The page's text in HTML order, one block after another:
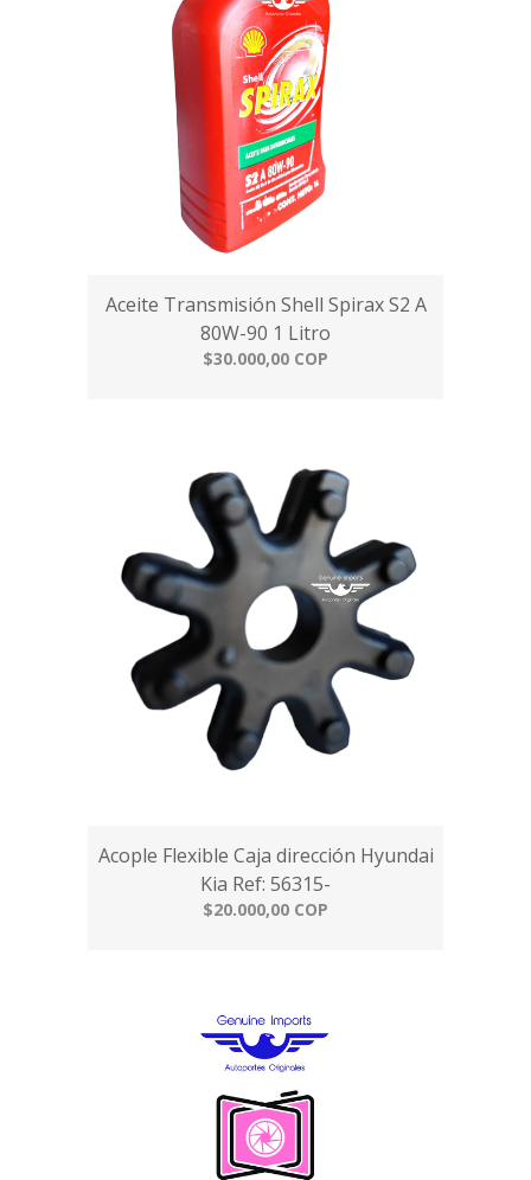
Aceite Transmisión Shell Spirax S2 A
80W-90 1 Litro
$30.000,00 COP
Acople Flexible Caja dirección Hyundai
Kia Ref: 56315-
$20.000,00 COP